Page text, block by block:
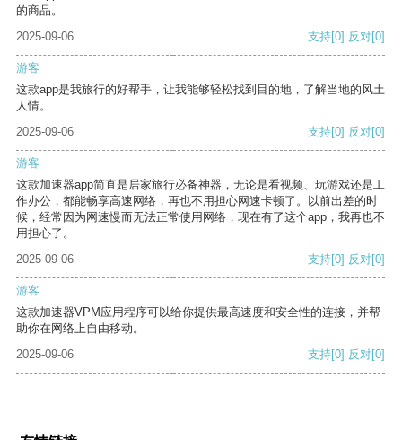
的商品。
2025-09-06
支持[0] 反对[0]
游客
这款app是我旅行的好帮手，让我能够轻松找到目的地，了解当地的风土
人情。
2025-09-06
支持[0] 反对[0]
游客
这款加速器app简直是居家旅行必备神器，无论是看视频、玩游戏还是工
作办公，都能畅享高速网络，再也不用担心网速卡顿了。以前出差的时
候，经常因为网速慢而无法正常使用网络，现在有了这个app，我再也不
用担心了。
2025-09-06
支持[0] 反对[0]
游客
这款加速器VPM应用程序可以给你提供最高速度和安全性的连接，并帮
助你在网络上自由移动。
2025-09-06
支持[0] 反对[0]